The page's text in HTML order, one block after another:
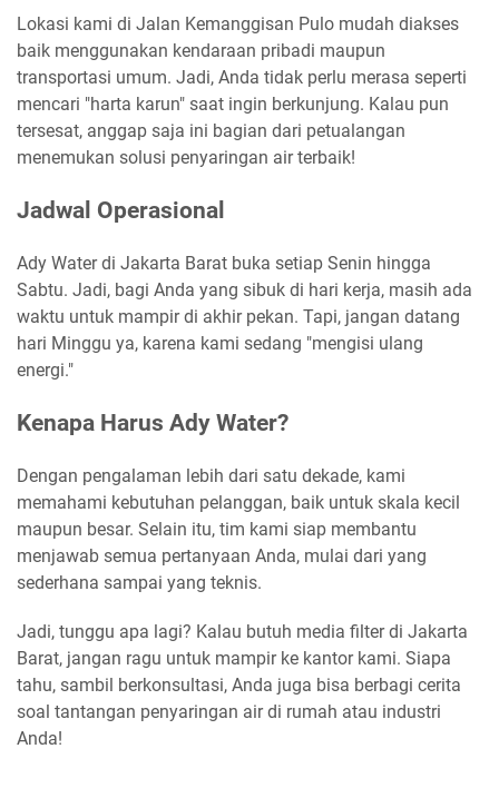
Lokasi kami di Jalan Kemanggisan Pulo mudah diakses
baik menggunakan kendaraan pribadi maupun
transportasi umum. Jadi, Anda tidak perlu merasa seperti
mencari "harta karun" saat ingin berkunjung. Kalau pun
tersesat, anggap saja ini bagian dari petualangan
menemukan solusi penyaringan air terbaik!
Jadwal Operasional
Ady Water di Jakarta Barat buka setiap Senin hingga
Sabtu. Jadi, bagi Anda yang sibuk di hari kerja, masih ada
waktu untuk mampir di akhir pekan. Tapi, jangan datang
hari Minggu ya, karena kami sedang "mengisi ulang
energi."
Kenapa Harus Ady Water?
Dengan pengalaman lebih dari satu dekade, kami
memahami kebutuhan pelanggan, baik untuk skala kecil
maupun besar. Selain itu, tim kami siap membantu
menjawab semua pertanyaan Anda, mulai dari yang
sederhana sampai yang teknis.
Jadi, tunggu apa lagi? Kalau butuh media filter di Jakarta
Barat, jangan ragu untuk mampir ke kantor kami. Siapa
tahu, sambil berkonsultasi, Anda juga bisa berbagi cerita
soal tantangan penyaringan air di rumah atau industri
Anda!